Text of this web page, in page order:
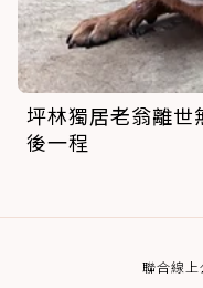
坪林獨居老翁離世
後一程
聯合線